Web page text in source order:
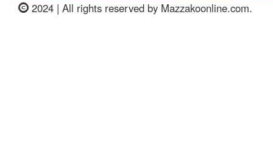
2024 | All rights reserved by Mazzakoonline.com.